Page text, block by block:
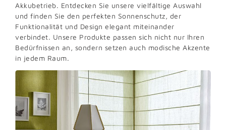
Akkubetrieb. Entdecken Sie unsere vielfältige Auswahl
und finden Sie den perfekten Sonnenschutz, der
Funktionalität und Design elegant miteinander
verbindet. Unsere Produkte passen sich nicht nur Ihren
Bedürfnissen an, sondern setzen auch modische Akzente
in jedem Raum.